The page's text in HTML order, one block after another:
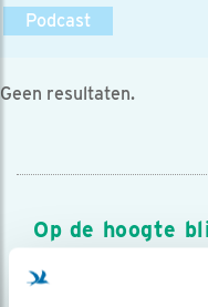
Podcast
Geen resultaten.
Op de hoogte
Meld je aan en
over vogels en